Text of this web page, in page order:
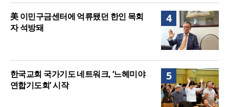
4
美 이민구금센터에 억류됐던 한인 목회
자 석방돼
5
한국교회 국가기도 네트워크, ‘느헤미야
연합기도회’ 시작